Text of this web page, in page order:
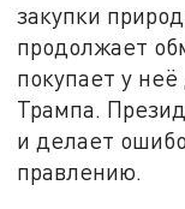
закупки
продолжает
покупает у
Трампа.
и делает
правлению.